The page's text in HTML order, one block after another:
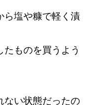
ら塩や糠で軽く漬
たものを買うよう
ない状態だったの